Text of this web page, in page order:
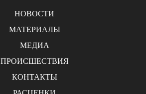
НОВОСТИ
МАТЕРИАЛЫ
МЕДИА
ПРОИСШЕСТВИЯ
КОНТАКТЫ